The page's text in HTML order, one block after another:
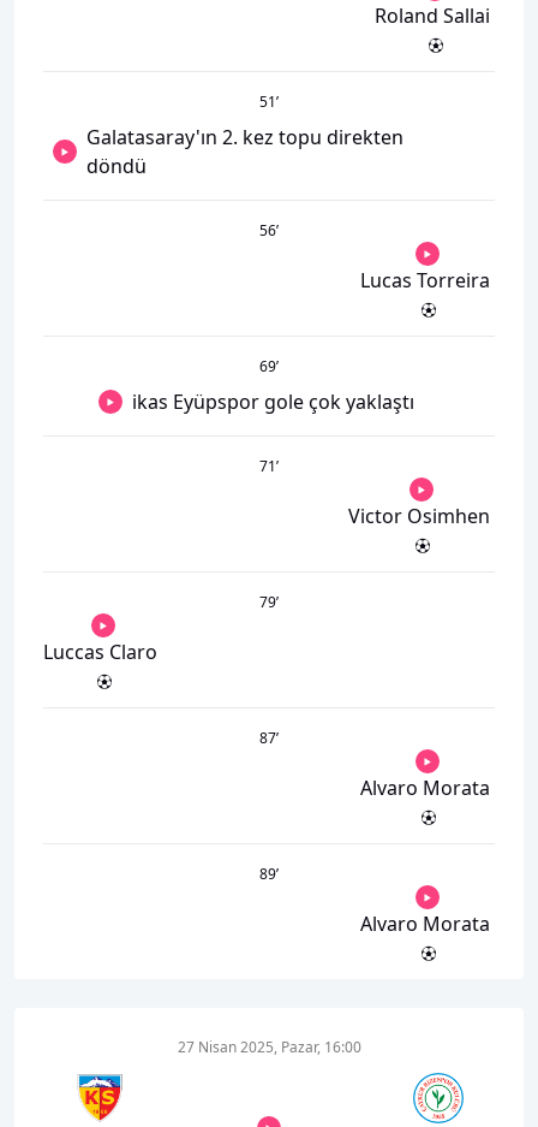
Roland Sallai
51’
Galatasaray'ın 2. kez topu direkten
döndü
56’
Lucas Torreira
69’
ikas Eyüpspor gole çok yaklaştı
71’
Victor Osimhen
79’
Luccas Claro
87’
Alvaro Morata
89’
Alvaro Morata
27 Nisan 2025, Pazar, 16:00